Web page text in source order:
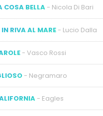
COSA BELLA - Nicola Di Bari
RIVA AL MARE - Lucio Dalla
- Vasco Rossi
- Negramaro
- Eagles